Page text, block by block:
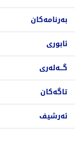
بەرنامەکان
ئابوری
گـــەلەری
تاگەکان
ئەرشیف